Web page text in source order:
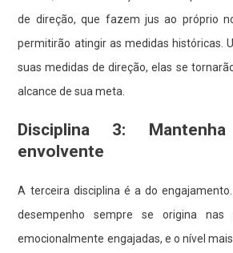
de direção, que fazem jus ao próprio
permitirão atingir as medidas históricas.
suas medidas de direção, elas se
alcance de sua meta.
Disciplina 3:
envolvente
A terceira disciplina é a do
desempenho sempre se origina nas
emocionalmente engajadas, e o nível